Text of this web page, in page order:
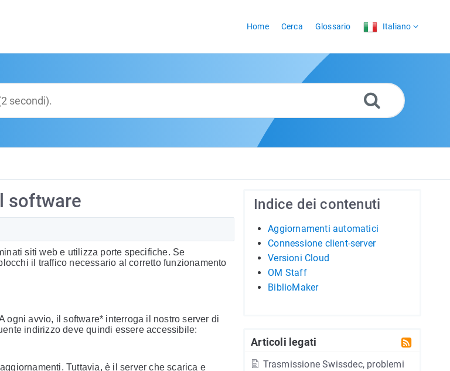
Home Cerca Glossario Italiano
Indice dei contenuti
Aggiornamenti automatici
Connessione client-server
Versioni Cloud
OM Staff
BiblioMaker
Articoli legati
Trasmissione Swissdec, problemi
software
siti web e utilizza porte specifiche. Se
il traffico necessario al corretto funzionamento
ogni avvio, il software* interroga il nostro server di
indirizzo deve quindi essere accessibile:
Tuttavia, è il server che scarica e